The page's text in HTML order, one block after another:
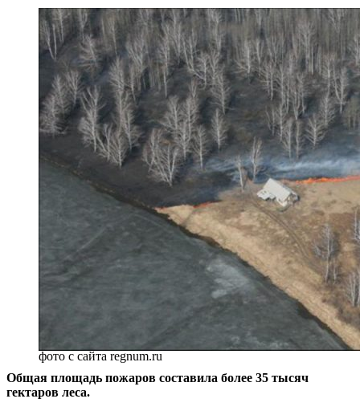
фото с сайта regnum.ru
Общая площадь пожаров составила более 35 тысяч
гектаров леса.